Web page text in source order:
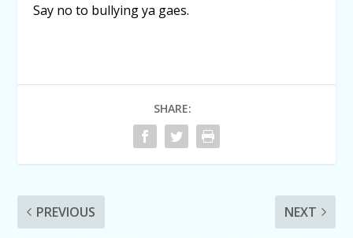
Say no to bullying ya gaes.
SHARE:
PREVIOUS NEXT